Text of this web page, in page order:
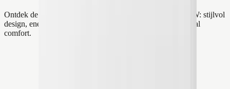
Ontdek de Mitsubishi Electric Wandmodel Airco van 3,5kW: stijlvol
design, energiezuinige koeling en verwarming voor optimaal
comfort.